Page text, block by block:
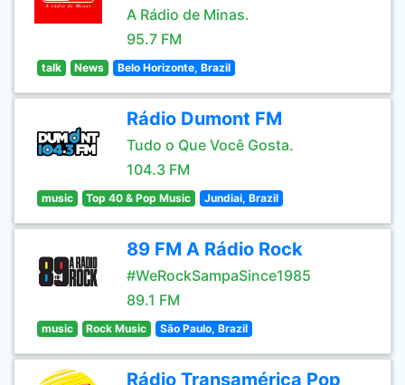
A Rádio de Minas.
95.7 FM
talk News Belo Horizonte, Brazil
Rádio Dumont FM
Tudo o Que Você Gosta.
104.3 FM
music Top 40 & Pop Music Jundiai, Brazil
89 FM A Rádio Rock
#WeRockSampaSince1985
89.1 FM
music Rock Music São Paulo, Brazil
Rádio Transamérica Pop